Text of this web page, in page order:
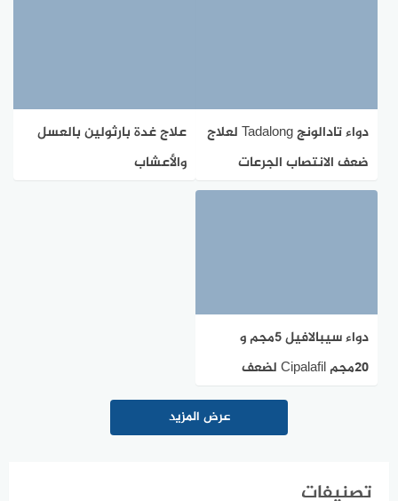
دواء تادالونج Tadalong لعلاج
ضعف الانتصاب الجرعات
والمحاذير
علاج غدة بارثولين بالعسل
والأعشاب
دواء سيبالافيل 5مجم و
٢٠مجم Cipalafil لضعف
عرض المزيد
تصنيفات